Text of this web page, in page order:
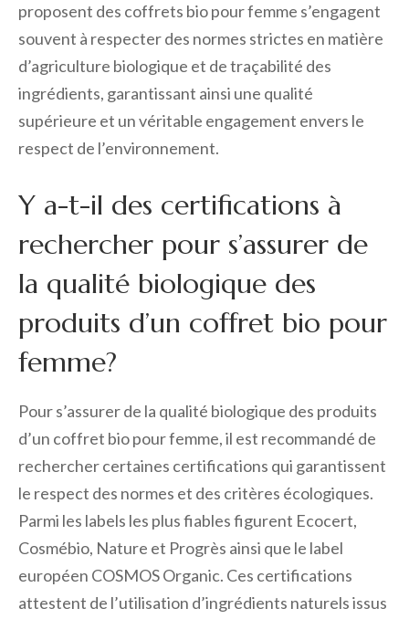
proposent des coffrets bio pour femme s’engagent
souvent à respecter des normes strictes en matière
d’agriculture biologique et de traçabilité des
ingrédients, garantissant ainsi une qualité
supérieure et un véritable engagement envers le
respect de l’environnement.
Y a-t-il des certifications à
rechercher pour s’assurer de
la qualité biologique des
produits d’un coffret bio pour
femme?
Pour s’assurer de la qualité biologique des produits
d’un coffret bio pour femme, il est recommandé de
rechercher certaines certifications qui garantissent
le respect des normes et des critères écologiques.
Parmi les labels les plus fiables figurent Ecocert,
Cosmébio, Nature et Progrès ainsi que le label
européen COSMOS Organic. Ces certifications
attestent de l’utilisation d’ingrédients naturels issus